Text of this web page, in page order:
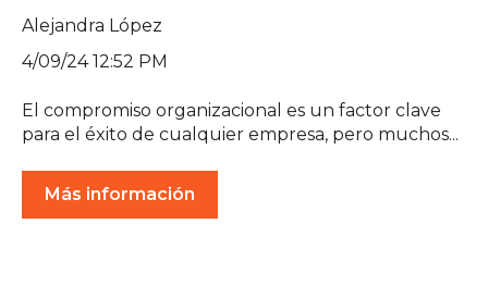
Alejandra López
4/09/24 12:52 PM
El compromiso organizacional es un factor clave
para el éxito de cualquier empresa, pero muchos...
Más información